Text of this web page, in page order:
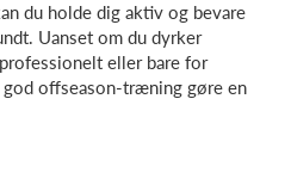
Log på
du holde dig aktiv og bevare
Uanset om du dyrker
eller bare for
offseason-træning gøre en